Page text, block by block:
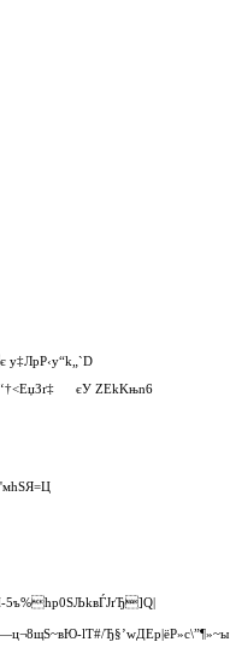
у‡ЛpP‹у“k„`D
єУ ZЕkKњn6
Ђ§’wДЕр|ёP»с\”¶»~ы